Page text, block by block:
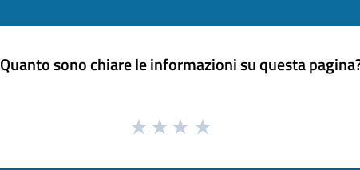
Quanto sono chiare le informazioni su questa